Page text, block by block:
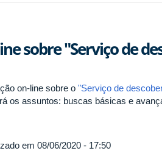
sobre "Serviço de
on-line sobre o "Serviço de
os assuntos: buscas básicas e
em 08/06/2020 - 17:50